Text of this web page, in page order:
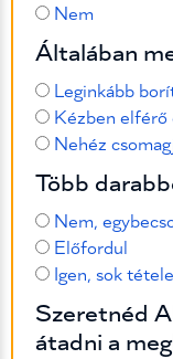
Nem
Általában
Leginkább
Kézben elférő
Nehéz
Több
Nem,
Előfordul
Igen, sok
Szeretnéd
átadni a